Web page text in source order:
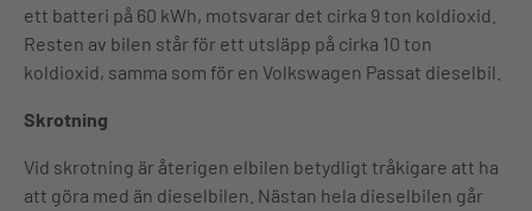
ett batteri på 60 kWh, motsvarar det cirka 9 ton koldioxid.
Resten av bilen står för ett utsläpp på cirka 10 ton
koldioxid, samma som för en Volkswagen Passat dieselbil.
Skrotning
Vid skrotning är återigen elbilen betydligt tråkigare att ha
att göra med än dieselbilen. Nästan hela dieselbilen går